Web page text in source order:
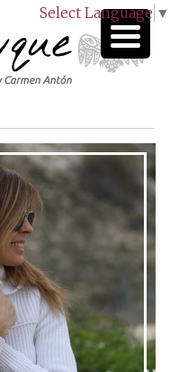
Select Language ▼